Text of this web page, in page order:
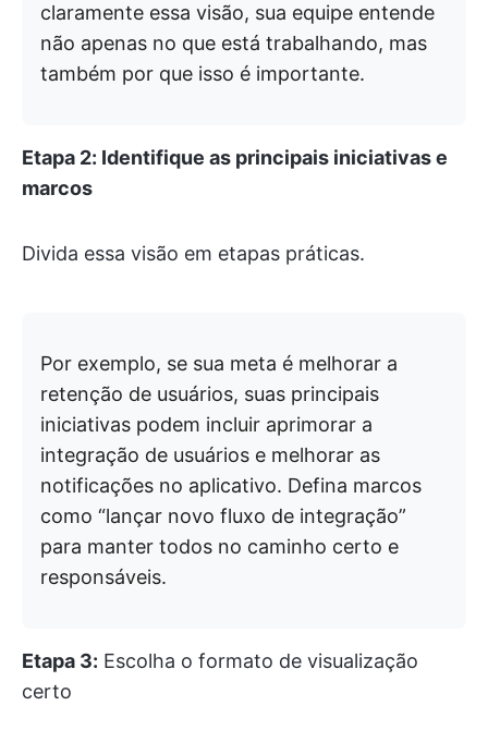
claramente essa visão, sua equipe entende
não apenas no que está trabalhando, mas
também por que isso é importante.
Etapa 2: Identifique as principais iniciativas e
marcos
Divida essa visão em etapas práticas.
Por exemplo, se sua meta é melhorar a
retenção de usuários, suas principais
iniciativas podem incluir aprimorar a
integração de usuários e melhorar as
notificações no aplicativo. Defina marcos
como “lançar novo fluxo de integração”
para manter todos no caminho certo e
responsáveis.
Etapa 3: Escolha o formato de visualização
certo